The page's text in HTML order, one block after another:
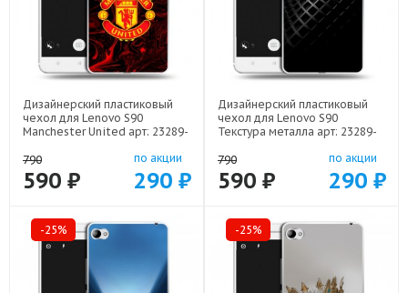
Дизайнерский пластиковый
чехол для Lenovo S90
Manchester United арт: 23289-
790
590 ₽
по акции
290 ₽
Дизайнерский пластиковый
чехол для Lenovo S90
Текстура металла арт: 23289-
790
590 ₽
по акции
290 ₽
-25% -25%